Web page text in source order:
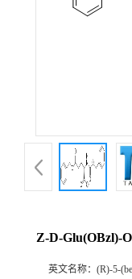
Z-D-Glu(OBzl)-
英文名称： (R)-5-